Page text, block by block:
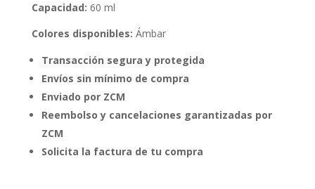
Capacidad: 60 ml
Colores disponibles: Ámbar
Transacción segura y protegida
Envíos sin mínimo de compra
Enviado por ZCM
Reembolso y cancelaciones garantizadas por
ZCM
Solicita la factura de tu compra